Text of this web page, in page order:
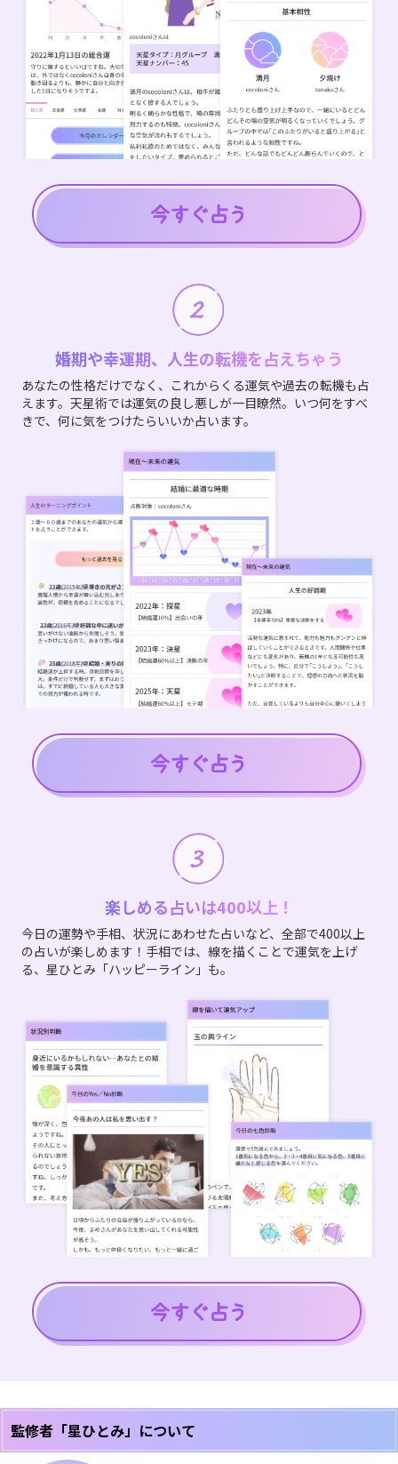
婚期や幸運期、人生の転機を占えちゃう
あなたの性格だけでなく、これからくる運気や過去の転機も占
えます。天星術では運気の良し悪しが一目瞭然。いつ何をすべ
きで、何に気をつけたらいいか占います。
楽しめる占いは400以上！
今日の運勢や手相、状況にあわせた占いなど、全部で400以上
の占いが楽しめます！手相では、線を描くことで運気を上げ
る、星ひとみ「ハッピーライン」も。
監修者「星ひとみ」について